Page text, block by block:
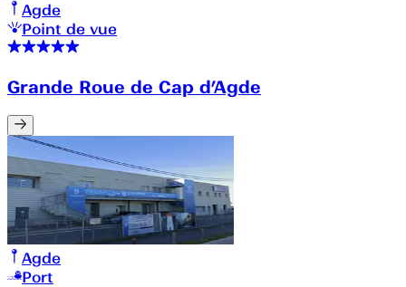
Agde
Point de vue
Grande Roue de Cap d’Agde
Agde
Port